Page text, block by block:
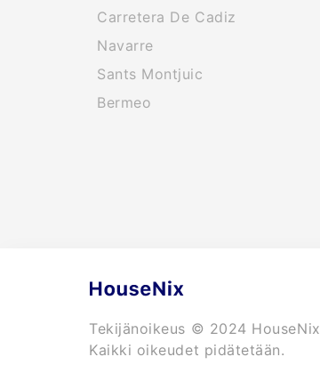
Carretera De Cadiz
Navarre
Sants Montjuic
Bermeo
Tekijänoikeus © 2024 HouseNix
Kaikki oikeudet pidätetään.